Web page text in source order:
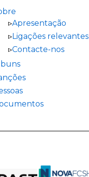
Apresentação
Ligações relevantes
Contacte-nos